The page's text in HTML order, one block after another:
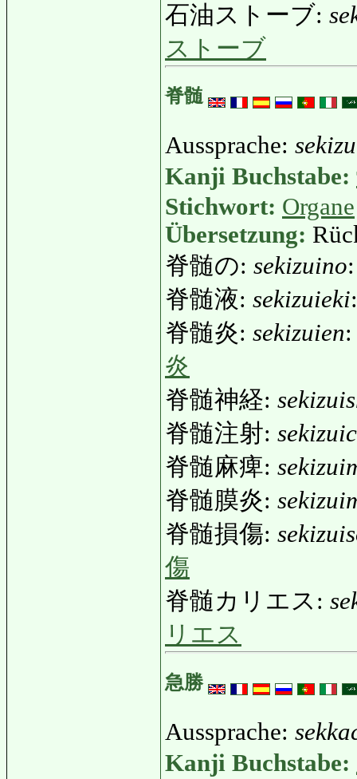
石油ストーブ:
ストーブ
脊髄
Aussprache:
Kanji Buchstabe:
Stichwort: Organe
Übersetzung:
脊髄の: sekizuino
脊髄液: sekizuieki
脊髄炎: sekizuien
炎
脊髄神経:
脊髄注射:
脊髄麻痺:
脊髄膜炎:
脊髄損傷:
傷
脊髄カリエス:
リエス
急勝
Aussprache:
Kanji Buchstabe: